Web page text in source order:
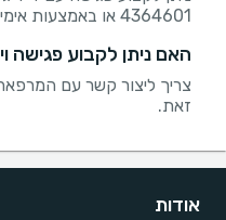
4364601 או באמצעות אימייל.
האם ניתן לקבוע פגישה
צריך ליצור קשר עם
זאת.
אודות